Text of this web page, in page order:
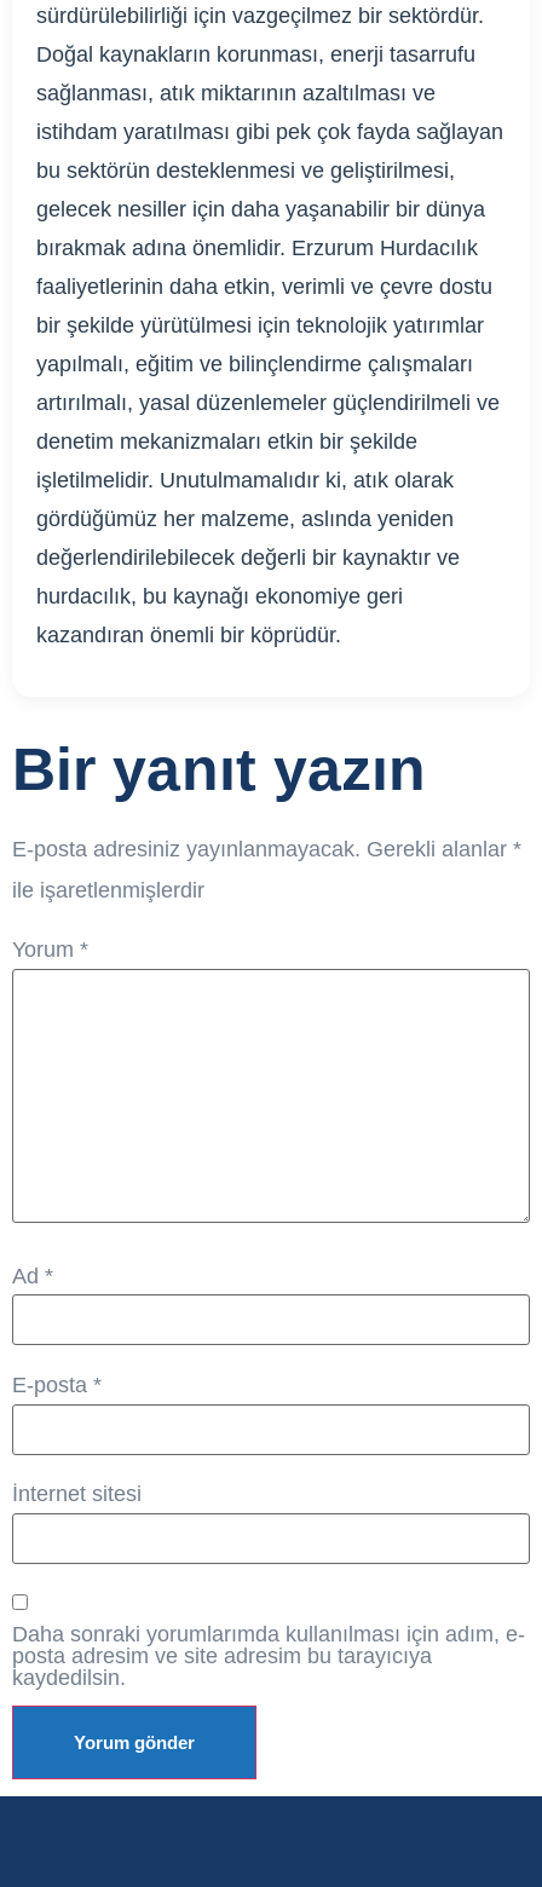
sürdürülebilirliği için vazgeçilmez bir sektördür.
Doğal kaynakların korunması, enerji tasarrufu
sağlanması, atık miktarının azaltılması ve
istihdam yaratılması gibi pek çok fayda sağlayan
bu sektörün desteklenmesi ve geliştirilmesi,
gelecek nesiller için daha yaşanabilir bir dünya
bırakmak adına önemlidir. Erzurum Hurdacılık
faaliyetlerinin daha etkin, verimli ve çevre dostu
bir şekilde yürütülmesi için teknolojik yatırımlar
yapılmalı, eğitim ve bilinçlendirme çalışmaları
artırılmalı, yasal düzenlemeler güçlendirilmeli ve
denetim mekanizmaları etkin bir şekilde
işletilmelidir. Unutulmamalıdır ki, atık olarak
gördüğümüz her malzeme, aslında yeniden
değerlendirilebilecek değerli bir kaynaktır ve
hurdacılık, bu kaynağı ekonomiye geri
kazandıran önemli bir köprüdür.
Bir yanıt yazın
E-posta adresiniz yayınlanmayacak. Gerekli alanlar *
ile işaretlenmişlerdir
Yorum *
Ad *
E-posta *
İnternet sitesi
Daha sonraki yorumlarımda kullanılması için adım, e-
posta adresim ve site adresim bu tarayıcıya
kaydedilsin.